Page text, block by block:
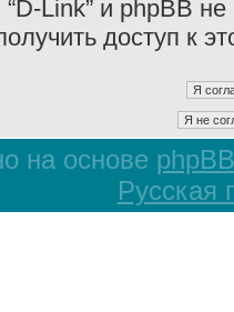
Link” и phpBB
доступ к
на основе phpBB
Русская